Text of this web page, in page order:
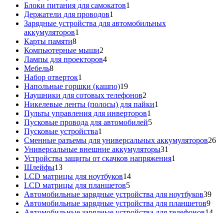
Блоки питания для самокатов1
Держатели для проводов1
товар
Зарядные устройства для автомобильных
аккумуляторов1
Карты памяти88
товаров
Компьютерные мыши2
товара
Лампы для проекторов44
Мебель88
товаров
Набор отверток1
товар
Напольные горшки (кашпо)1919
товаров
Наушники для сотовых телефонов2
товара
Никелевые ленты (полосы) для пайки1
Пульты управления для инверторов1
товар
Пусковые провода для автомобилей55
Пусковые устройства1
товар
Сменные разъемы для универсальных аккумуляторов2626
Универсальные внешние аккумуляторы31
товар
Устройства защиты от скачков напряжения1
Шлейфы1313
товаров
LCD матрицы для ноутбуков1414
LCD матрицы для планшетов55
товаров
Автомобильные зарядные устройства для ноутбуков3939
Автомобильные зарядные устройства для планшетов99